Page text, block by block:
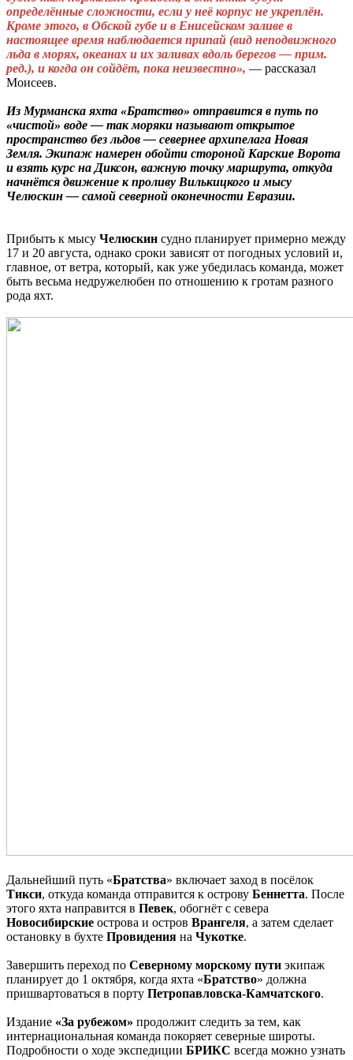
определённые сложности, если у неё корпус не укреплён.
Кроме этого, в Обской губе и в Енисейском заливе в
настоящее время наблюдается припай (вид неподвижного
льда в морях, океанах и их заливах вдоль берегов — прим.
ред.), и когда он сойдёт, пока неизвестно», — рассказал
Моисеев.
Из Мурманска яхта «Братство» отправится в путь по
«чистой» воде — так моряки называют открытое
пространство без льдов — севернее архипелага Новая
Земля. Экипаж намерен обойти стороной Карские Ворота
и взять курс на Диксон, важную точку маршрута, откуда
начнётся движение к проливу Вилькицкого и мысу
Челюскин — самой северной оконечности Евразии.
Прибыть к мысу Челюскин судно планирует примерно между
17 и 20 августа, однако сроки зависят от погодных условий и,
главное, от ветра, который, как уже убедилась команда, может
быть весьма недружелюбен по отношению к гротам разного
рода яхт.
Дальнейший путь «Братства» включает заход в посёлок
Тикси, откуда команда отправится к острову Беннетта. После
этого яхта направится в Певек, обогнёт с севера
Новосибирские острова и остров Врангеля, а затем сделает
остановку в бухте Провидения на Чукотке.
Завершить переход по Северному морскому пути экипаж
планирует до 1 октября, когда яхта «Братство» должна
пришвартоваться в порту Петропавловска-Камчатского.
Издание «За рубежом» продолжит следить за тем, как
интернациональная команда покоряет северные широты.
Подробности о ходе экспедиции БРИКС всегда можно узнать